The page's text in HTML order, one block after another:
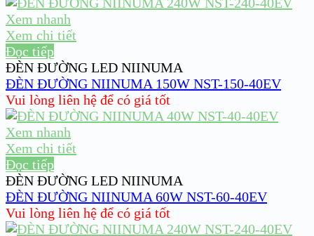
Xem nhanh
Xem chi tiết
Đọc tiếp
ĐÈN ĐƯỜNG LED NIINUMA
ĐÈN ĐƯỜNG NIINUMA 150W NST-150-40EV
Vui lòng liên hệ để có giá tốt
Xem nhanh
Xem chi tiết
Đọc tiếp
ĐÈN ĐƯỜNG LED NIINUMA
ĐÈN ĐƯỜNG NIINUMA 60W NST-60-40EV
Vui lòng liên hệ để có giá tốt